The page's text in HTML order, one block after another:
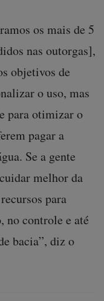
os mais de 5
nas outorgas],
objetivos de
o uso, mas
para otimizar o
pagar a
Se a gente
melhor da
para
no controle e até
bacia”, diz o